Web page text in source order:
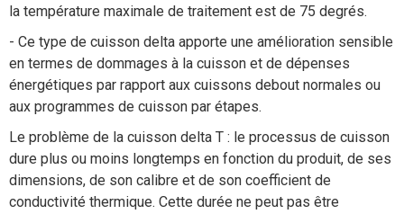
la température maximale de traitement est de 75 degrés.
- Ce type de cuisson delta apporte une amélioration sensible
en termes de dommages à la cuisson et de dépenses
énergétiques par rapport aux cuissons debout normales ou
aux programmes de cuisson par étapes.
Le problème de la cuisson delta T : le processus de cuisson
dure plus ou moins longtemps en fonction du produit, de ses
dimensions, de son calibre et de son coefficient de
conductivité thermique. Cette durée ne peut pas être